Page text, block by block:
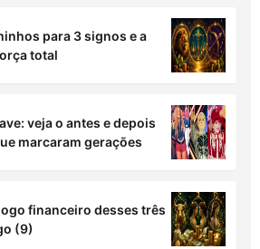
para 3 signos e a
total
veja o antes e depois
marcaram gerações
financeiro desses três
(9)